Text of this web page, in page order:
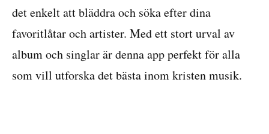
det enkelt att bläddra och söka efter dina
favoritlåtar och artister. Med ett stort urval av
album och singlar är denna app perfekt för alla
som vill utforska det bästa inom kristen musik.